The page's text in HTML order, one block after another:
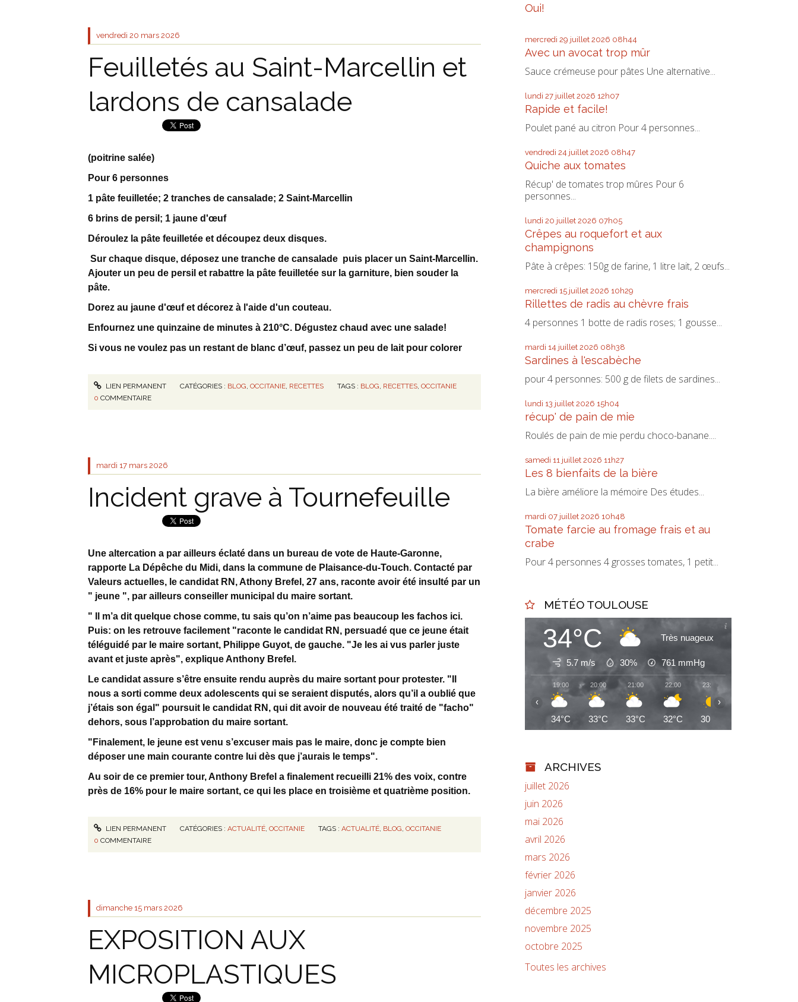
vendredi 20 mars 2026
Feuilletés au Saint-Marcellin et
lardons de cansalade
(poitrine salée)
Pour 6 personnes
1 pâte feuilletée; 2 tranches de cansalade; 2 Saint-Marcellin
6 brins de persil; 1 jaune d'œuf
Déroulez la pâte feuilletée et découpez deux disques.
Sur chaque disque, déposez une tranche de cansalade puis placer un Saint-Marcellin.
Ajouter un peu de persil et rabattre la pâte feuilletée sur la garniture, bien souder la
pâte.
Dorez au jaune d'œuf et décorez à l'aide d'un couteau.
Enfournez une quinzaine de minutes à 210°C. Dégustez chaud avec une salade!
Si vous ne voulez pas un restant de blanc d’œuf, passez un peu de lait pour colorer
LIEN PERMANENT CATÉGORIES : BLOG ,OCCITANIE RECETTES TAGS : BLOG RECETTES ,OCCITANIE
0 COMMENTAIRE
mardi 17 mars 2026
Incident grave à Tournefeuille
Une altercation a par ailleurs éclaté dans un bureau de vote de Haute-Garonne,
rapporte La Dépêche du Midi, dans la commune de Plaisance-du-Touch. Contacté par
Valeurs actuelles, le candidat RN, Athony Brefel, 27 ans, raconte avoir été insulté par un
" jeune ", par ailleurs conseiller municipal du maire sortant.
" Il m’a dit quelque chose comme, tu sais qu’on n’aime pas beaucoup les fachos ici.
Puis: on les retrouve facilement "raconte le candidat RN, persuadé que ce jeune était
téléguidé par le maire sortant, Philippe Guyot, de gauche. "Je les ai vus parler juste
avant et juste après", explique Anthony Brefel.
Le candidat assure s’être ensuite rendu auprès du maire sortant pour protester. "Il
nous a sorti comme deux adolescents qui se seraient disputés, alors qu’il a oublié que
j’étais son égal" poursuit le candidat RN, qui dit avoir de nouveau été traité de "facho"
dehors, sous l’approbation du maire sortant.
"Finalement, le jeune est venu s’excuser mais pas le maire, donc je compte bien
déposer une main courante contre lui dès que j’aurais le temps".
Au soir de ce premier tour, Anthony Brefel a finalement recueilli 21% des voix, contre
près de 16% pour le maire sortant, ce qui les place en troisième et quatrième position.
LIEN PERMANENT CATÉGORIES :ACTUALITÉ,OCCITANIE TAGS :ACTUALITÉ, BLOG,OCCITANIE
0 COMMENTAIRE
dimanche 15 mars 2026
EXPOSITION AUX
MICROPLASTIQUES
Oui!
mercredi 29 juillet 2026 08h44
Avec un avocat trop mûr
Sauce crémeuse pour pâtes Une alternative...
lundi 27 juillet 2026 12h07
Rapide et facile!
Poulet pané au citron Pour 4 personnes...
vendredi 24 juillet 2026 08h47
Quiche aux tomates
Récup' de tomates trop mûres Pour 6
personnes...
lundi 20 juillet 2026 07h05
Crêpes au roquefort et aux
champignons
Pâte à crêpes: 150g de farine, 1 litre lait, 2 œufs...
mercredi 15 juillet 2026 10h29
Rillettes de radis au chèvre frais
4 personnes 1 botte de radis roses; 1 gousse...
mardi 14 juillet 2026 08h38
Sardines à l'escabèche
pour 4 personnes: 500 g de filets de sardines...
lundi 13 juillet 2026 15h04
récup' de pain de mie
Roulés de pain de mie perdu choco-banane....
samedi 11 juillet 2026 11h27
Les 8 bienfaits de la bière
La bière améliore la mémoire Des études...
mardi 07 juillet 2026 10h48
Tomate farcie au fromage frais et au
crabe
Pour 4 personnes 4 grosses tomates, 1 petit...
MÉTÉO TOULOUSE
34°C Très nuageux
5.7 m/s 30% 761 mmHg
19:00
34°C
20:00
33°C
21:00
33°C
22:00
32°C
23:00
30°C
‹ ›
ARCHIVES
juillet 2026
juin 2026
mai 2026
avril 2026
mars 2026
février 2026
janvier 2026
décembre 2025
novembre 2025
octobre 2025
Toutes les archives